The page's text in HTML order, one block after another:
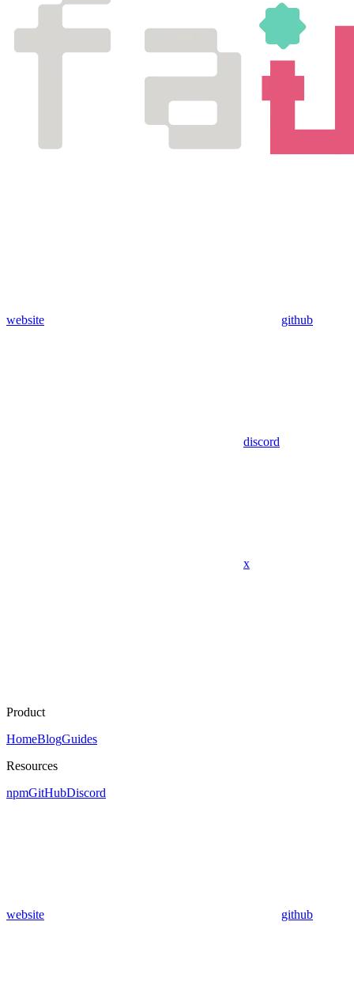
website github
discord
x
Product
HomeBlogGuides
Resources
npmGitHubDiscord
website github